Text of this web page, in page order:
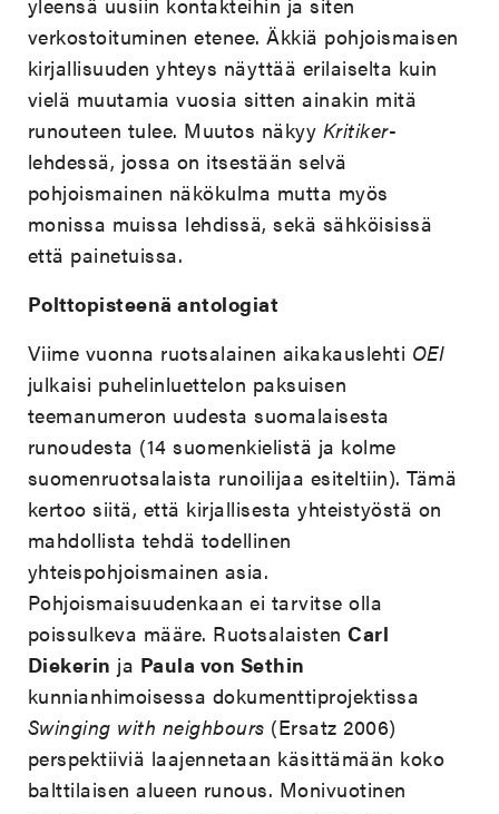
verkostoituminen etenee. Äkkiä pohjoismaisen
kirjallisuuden yhteys näyttää erilaiselta kuin
vielä muutamia vuosia sitten ainakin mitä
runouteen tulee. Muutos näkyy Kritiker-
lehdessä, jossa on itsestään selvä
pohjoismainen näkökulma mutta myös
monissa muissa lehdissä, sekä sähköisissä
että painetuissa.
Polttopisteenä antologiat
Viime vuonna ruotsalainen aikakauslehti OEI
julkaisi puhelinluettelon paksuisen
teemanumeron uudesta suomalaisesta
runoudesta (14 suomenkielistä ja kolme
suomenruotsalaista runoilijaa esiteltiin). Tämä
kertoo siitä, että kirjallisesta yhteistyöstä on
mahdollista tehdä todellinen
yhteispohjoismainen asia.
Pohjoismaisuudenkaan ei tarvitse olla
poissulkeva määre. RuotsalaistenCarl
Diekerin ja Paula von Sethin
kunnianhimoisessa dokumenttiprojektissa
Swinging with neighbours (Ersatz 2006)
perspektiiviä laajennetaan käsittämään koko
balttilaisen alueen runous. Monivuotinen